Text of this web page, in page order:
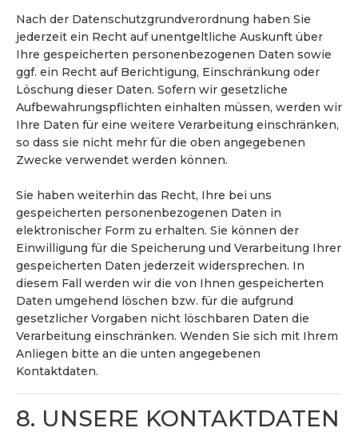
Nach der Datenschutzgrundverordnung haben Sie
jederzeit ein Recht auf unentgeltliche Auskunft über
Ihre gespeicherten personenbezogenen Daten sowie
ggf. ein Recht auf Berichtigung, Einschränkung oder
Löschung dieser Daten. Sofern wir gesetzliche
Aufbewahrungspflichten einhalten müssen, werden wir
Ihre Daten für eine weitere Verarbeitung einschränken,
so dass sie nicht mehr für die oben angegebenen
Zwecke verwendet werden können.
Sie haben weiterhin das Recht, Ihre bei uns
gespeicherten personenbezogenen Daten in
elektronischer Form zu erhalten. Sie können der
Einwilligung für die Speicherung und Verarbeitung Ihrer
gespeicherten Daten jederzeit widersprechen. In
diesem Fall werden wir die von Ihnen gespeicherten
Daten umgehend löschen bzw. für die aufgrund
gesetzlicher Vorgaben nicht löschbaren Daten die
Verarbeitung einschränken. Wenden Sie sich mit Ihrem
Anliegen bitte an die unten angegebenen
Kontaktdaten.
8. UNSERE KONTAKTDATEN